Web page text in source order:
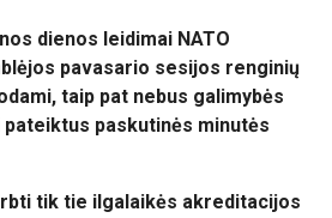
dienos leidimai NATO
pavasario sesijos renginių
taip pat nebus galimybės
paskutinės minutės
tik tie ilgalaikės akreditacijos